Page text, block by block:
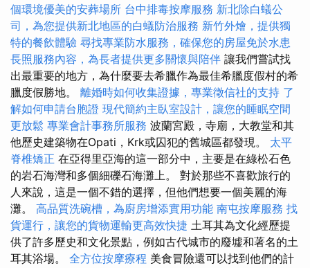
個環境優美的安葬場所 台中排毒按摩服務 新北除白蟻公
司，為您提供新北地區的白蟻防治服務 新竹外燴，提供獨
特的餐飲體驗 尋找專業防水服務，確保您的房屋免於水患
長照服務內容，為長者提供更多關懷與陪伴 讓我們嘗試找
出最重要的地方，為什麼要去希臘作為最佳希臘度假村的希
臘度假勝地。 離婚時如何收集證據，專業徵信社的支持 了
解如何申請台胞證 現代簡約主臥室設計，讓您的睡眠空間
更放鬆 專業會計事務所服務 波蘭宮殿，寺廟，大教堂和其
他歷史建築物在Opati，Krk或囚犯的舊城區都發現。 太平
脊椎矯正 在亞得里亞海的這一部分中，主要是在綠松石色
的岩石海灣和多個細礫石海灘上。 對於那些不喜歡旅行的
人來說，這是一個不錯的選擇，但他們想要一個美麗的海
灘。 高品質洗碗槽，為廚房增添實用功能 南屯按摩服務 找
貨運行，讓您的貨物運輸更高效快捷 土耳其為文化經歷提
供了許多歷史和文化景點，例如古代城市的廢墟和著名的土
耳其浴場。 全方位按摩療程 美食冒險還可以找到他們的計